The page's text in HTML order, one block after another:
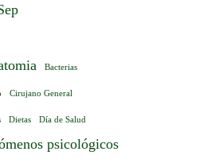
Bacterias
Cirujano General
Dietas Día de Salud
psicológicos